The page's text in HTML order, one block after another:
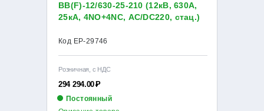
ВВ(F)-12/630-25-210 (12кВ, 630А,
25кА, 4NO+4NC, AC/DC220, стац.)
Код EP-29746
Розничная, с НДС
294 294.00Р
Постоянный